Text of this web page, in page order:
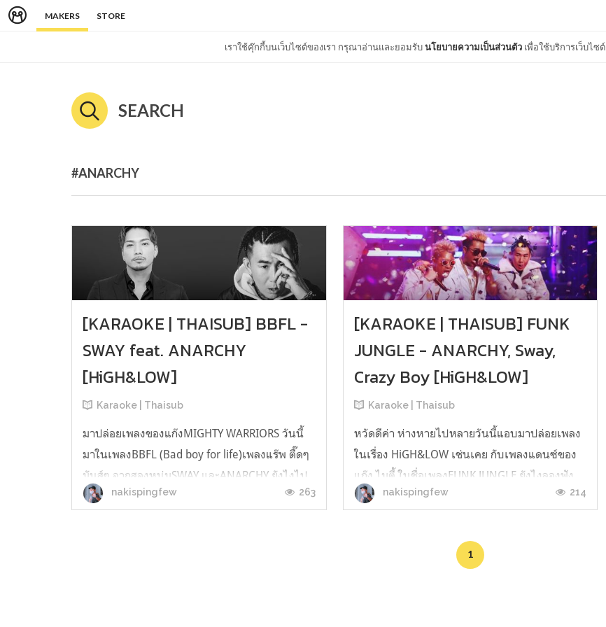
MAKERS STORE
เราใช้คุ๊กกี้บนเว็บไซต์ของเรา กรุณาอ่านและยอมรับนโยบายความเป็นส่วนตัว เพื่อใช้บริการเว็บไซต์
SEARCH
#ANARCHY
[KARAOKE | THAISUB] BBFL -
SWAY feat. ANARCHY
[HiGH&LOW]
Karaoke | Thaisub
มาปล่อยเพลงของแก๊งMIGHTY WARRIORS วันนี้
มาในเพลงBBFL (Bad boy for life)เพลงแร๊พ ตื๊ดๆ
มันส์ๆ จากสองหนุ่มSWAY และANARCHY ยังไงไป
ลองฟังกันนะจ้า [KARAOKE | THAISUB] BBFL -
nakispingfew 263
[KARAOKE | THAISUB] FUNK
JUNGLE - ANARCHY, Sway,
Crazy Boy [HiGH&LOW]
Karaoke | Thaisub
หวัดดีค่า ห่างหายไปหลายวันนี้แอบมาปล่อยเพลง
ในเรื่อง HiGH&LOW เช่นเคย กับเพลงแดนซ์ของ
แก๊ง ไมตี้ ในชื่อเพลงFUNK JUNGLE ยังไงลองฟัง
กันดูเน้อ* เพลงนี้แปลยากมากกกกกกกกกก ยังไงก็
ควร* [KARAOKE | THAISUB] FUNK JUNGLE -
ANARCHY, Sway, Crazy Boy [HiGH&LOW]...
nakispingfew 214
1